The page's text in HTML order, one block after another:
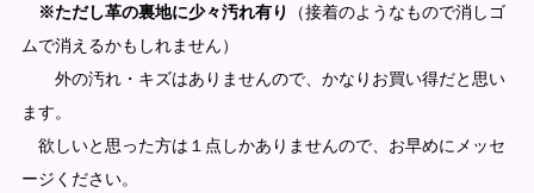
※ただし革の裏地に少々汚れ有り
（接着のようなもので消しゴ
ムで消えるかもしれません）
外の汚れ・キズはありませんので、かなりお買い得だと思い
ます。
欲しいと思った方は１点しかありませんので、お早めにメッセ
ージください。